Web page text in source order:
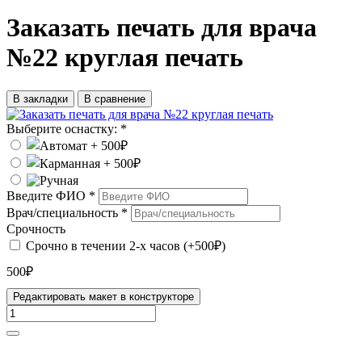
Заказать печать для врача
№22 круглая печать
В закладки В сравнение
Выберите оснастку: *
Введите ФИО *
Врач/специальность *
Срочность
Срочно в течении 2-х часов (+500₽)
500₽
Редактировать макет в конструкторе